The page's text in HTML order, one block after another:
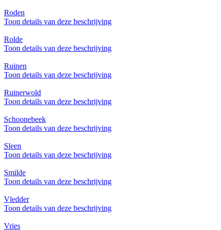
Roden
Toon details van deze beschrijving
Rolde
Toon details van deze beschrijving
Ruinen
Toon details van deze beschrijving
Ruinerwold
Toon details van deze beschrijving
Schoonebeek
Toon details van deze beschrijving
Sleen
Toon details van deze beschrijving
Smilde
Toon details van deze beschrijving
Vledder
Toon details van deze beschrijving
Vries